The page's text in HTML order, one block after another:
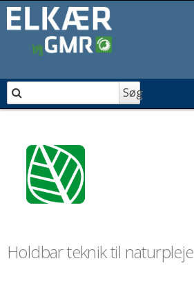
Søg
ELKÆR PRODUKTER
FORHANDLERE
Holdbar teknik til naturpleje